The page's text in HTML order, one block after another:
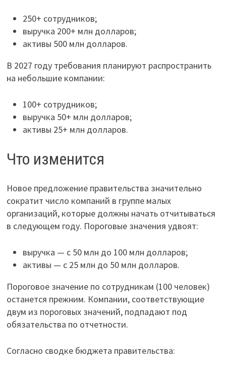
250+ сотрудников;
выручка 200+ млн долларов;
активы 500 млн долларов.
В 2027 году требования планируют распространить
на небольшие компании:
100+ сотрудников;
выручка 50+ млн долларов;
активы 25+ млн долларов.
Что изменится
Новое предложение правительства значительно
сократит число компаний в группе малых
организаций, которые должны начать отчитываться
в следующем году. Пороговые значения удвоят:
выручка — с 50 млн до 100 млн долларов;
активы — с 25 млн до 50 млн долларов.
Пороговое значение по сотрудникам (100 человек)
останется прежним. Компании, соответствующие
двум из пороговых значений, подпадают под
обязательства по отчетности.
Согласно сводке бюджета правительства: